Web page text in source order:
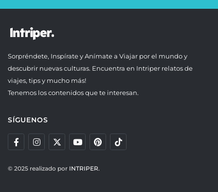
Sorpréndete, Inspírate y Anímate a Viajar por el mundo y
descubrir nuevas culturas. Encuentra en Intriper relatos de
viajes, tips y mucho más!
Tenemos los contenidos que te interesan.
SÍGUENOS
© 2025 realizado por INTRIPER.